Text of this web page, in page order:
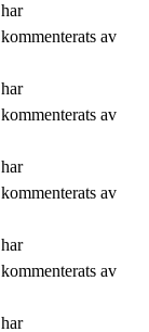
har
kommenterats av
har
kommenterats av
har
kommenterats av
har
kommenterats av
har